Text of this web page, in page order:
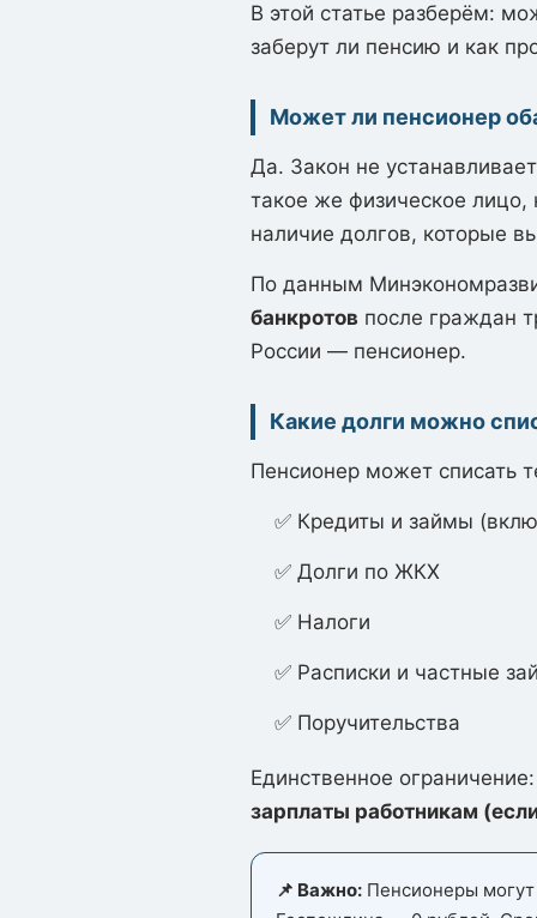
В этой статье разберём:
заберут ли пенсию и как
Может ли пенсионер
Да. Закон не
такое же физическое
наличие долгов, которые
По данным
банкротов после граждан
России — пенсионер.
Какие долги можно
Пенсионер может списать
✅ Кредиты и займы
✅ Долги по ЖКХ
✅ Налоги
✅ Расписки и частные
✅ Поручительства
Единственное
зарплаты работникам
📌 Важно: Пенсионеры